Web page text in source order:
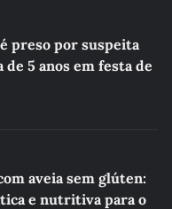
preso por suspeita
5 anos em festa de
aveia sem glúten:
e nutritiva para o